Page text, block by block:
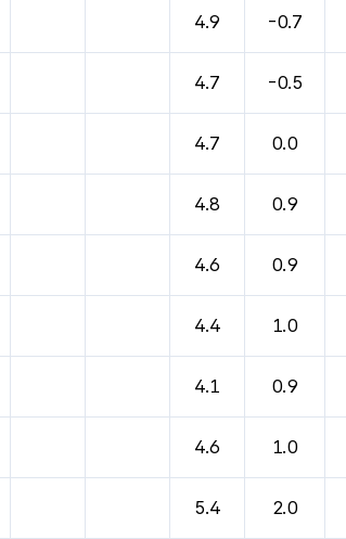
4.9 -0.7
4.7 -0.5
4.7 0.0
4.8 0.9
4.6 0.9
4.4 1.0
4.1 0.9
4.6 1.0
5.4 2.0